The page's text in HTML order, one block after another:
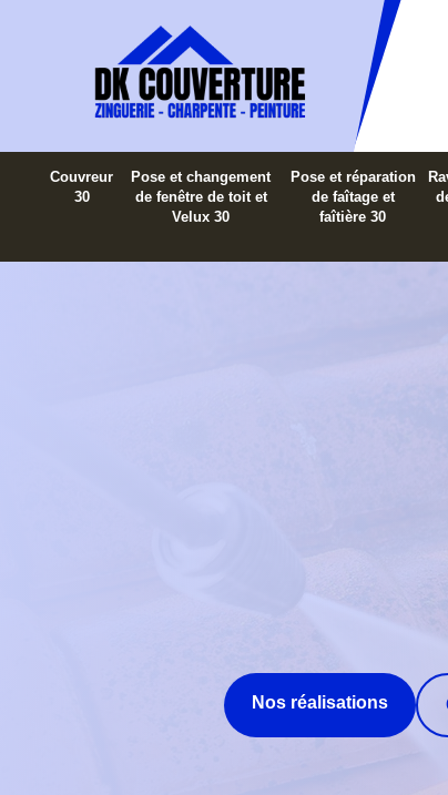
Couvreur
30
Pose et changement
de fenêtre de toit et
Velux 30
Pose et réparation
de faîtage et
faîtière 30
Nos réalisations